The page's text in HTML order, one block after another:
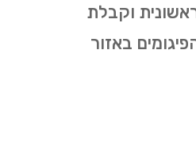
וקבלת
באזור